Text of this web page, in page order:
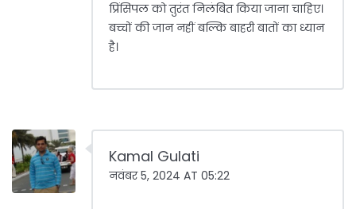
प्रिंसिपल को तुरंत निलंबित किया जाना चाहिए।
बच्चों की जान नहीं बल्कि बाहरी बातों का ध्यान
है।
Kamal Gulati
नवंबर 5, 2024 AT 05:22